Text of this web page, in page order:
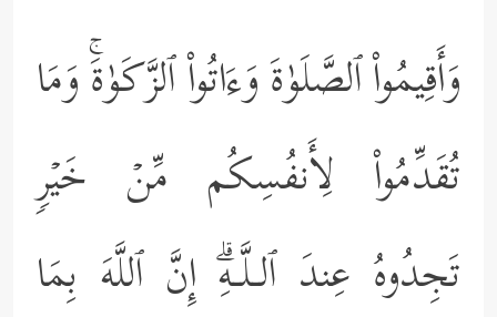
وَأَقِیمُواْ ٱلصَّلَوٰةَ وَءَاتُواْ ٱلزَّكَوٰةَۚ وَمَا
تُقَدِّمُواْ لِأَنفُسِكُم مِّنۡ خَیۡرࣲ
تَجِدُوهُ عِندَ ٱلـلَّـهِۗ إِنَّ ٱللَّهَ بِمَا